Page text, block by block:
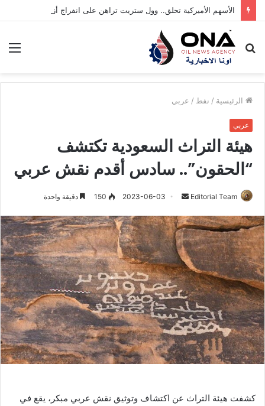
الأسهم الأميركية تحلق.. وول ستريت تراهن على انفراج أزمة هرمز
بحث
الرئيسية / نفط / عربي
عربي
هيئة التراث السعودية تكتشف
“الحقون”.. سادس أقدم نقش عربي
Editorial Team
س
ل
ب
ر
ي
د
ا
إ
ل
ك
ت
و
2023-06-03
150 دقيقة واحدة
كشفت هيئة التراث عن اكتشاف وتوثيق نقش عربي مبكر، يقع في